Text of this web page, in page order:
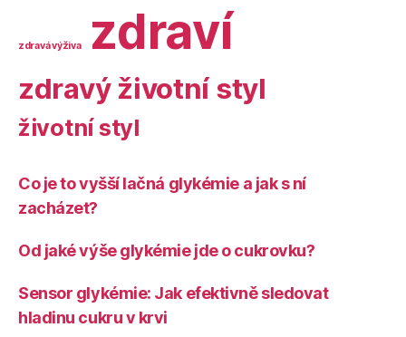
zdravá výživa zdraví
zdravý životní styl
životní styl
Co je to vyšší lačná glykémie a jak s ní
zacházet?
Od jaké výše glykémie jde o cukrovku?
Sensor glykémie: Jak efektivně sledovat
hladinu cukru v krvi